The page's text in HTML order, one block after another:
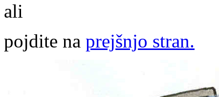
ali
pojdite na prejšnjo stran.